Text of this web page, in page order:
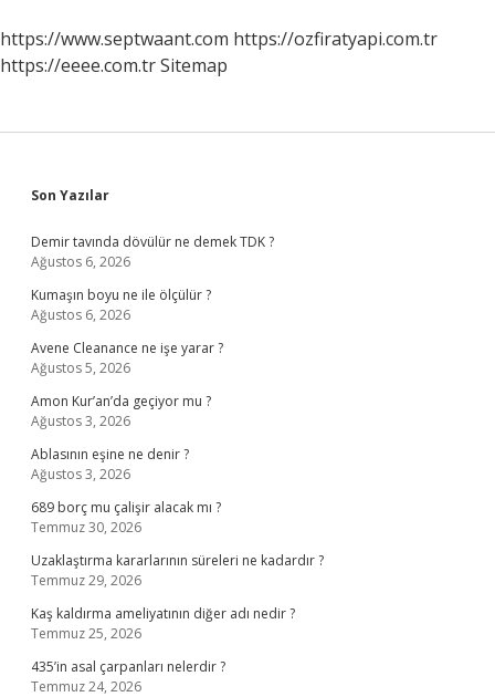
https://www.septwaant.com https://ozfiratyapi.com.tr
https://eeee.com.trSitemap
Sidebar
Son Yazılar
Demir tavında dövülür ne demek TDK ?
Ağustos 6, 2026
Kumaşın boyu ne ile ölçülür ?
Ağustos 6, 2026
Avene Cleanance ne işe yarar ?
Ağustos 5, 2026
Amon Kur’an’da geçiyor mu ?
Ağustos 3, 2026
Ablasının eşine ne denir ?
Ağustos 3, 2026
689 borç mu çalişir alacak mı ?
Temmuz 30, 2026
Uzaklaştırma kararlarının süreleri ne kadardır ?
Temmuz 29, 2026
Kaş kaldırma ameliyatının diğer adı nedir ?
Temmuz 25, 2026
435’in asal çarpanları nelerdir ?
Temmuz 24, 2026